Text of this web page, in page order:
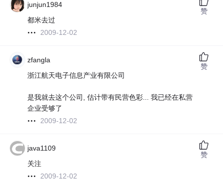
junjun1984
都米去过
2009-12-02
赞
zfangla
浙江航天电子信息产业有限公司
是我就去这个公司, 估计带有民营色彩... 我已经在私营
企业受够了
2009-12-02
赞
java1109
关注
2009-12-02
赞